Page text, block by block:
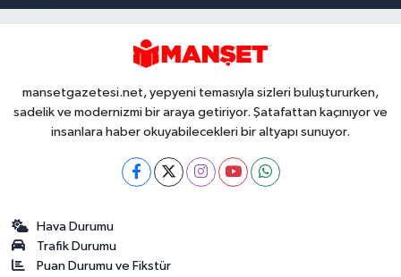
mansetgazetesi.net, yepyeni temasıyla sizleri buluştururken,
sadelik ve modernizmi bir araya getiriyor. Şatafattan kaçınıyor ve
insanlara haber okuyabilecekleri bir altyapı sunuyor.
Hava Durumu
Trafik Durumu
Puan Durumu ve Fikstür